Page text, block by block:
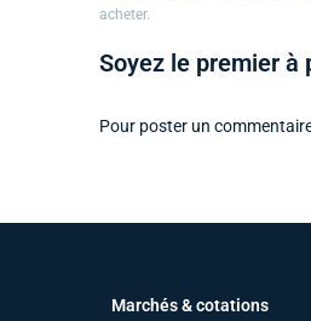
acheter.
Soyez le premier à
Pour poster un
Marchés & cotations